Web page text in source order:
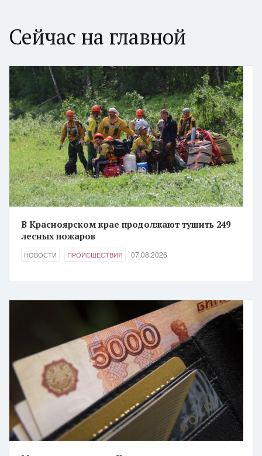
Сейчас на главной
В Красноярском крае продолжают тушить 249
лесных пожаров
НОВОСТИ ПРОИСШЕСТВИЯ 07.08.2026